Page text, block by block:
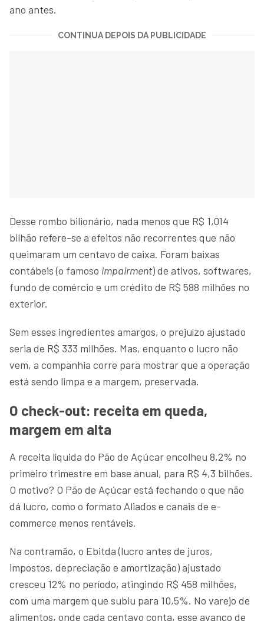
ano antes.
CONTINUA DEPOIS DA PUBLICIDADE
Desse rombo bilionário, nada menos que R$ 1,014
bilhão refere-se a efeitos não recorrentes que não
queimaram um centavo de caixa. Foram baixas
contábeis (o famoso impairment) de ativos, softwares,
fundo de comércio e um crédito de R$ 588 milhões no
exterior.
Sem esses ingredientes amargos, o prejuízo ajustado
seria de R$ 333 milhões. Mas, enquanto o lucro não
vem, a companhia corre para mostrar que a operação
está sendo limpa e a margem, preservada.
O check-out: receita em queda,
margem em alta
A receita líquida do Pão de Açúcar encolheu 8,2% no
primeiro trimestre em base anual, para R$ 4,3 bilhões.
O motivo? O Pão de Açúcar está fechando o que não
dá lucro, como o formato Aliados e canais de e-
commerce menos rentáveis.
Na contramão, o Ebitda (lucro antes de juros,
impostos, depreciação e amortização) ajustado
cresceu 12% no período, atingindo R$ 458 milhões,
com uma margem que subiu para 10,5%. No varejo de
alimentos, onde cada centavo conta, esse avanço de